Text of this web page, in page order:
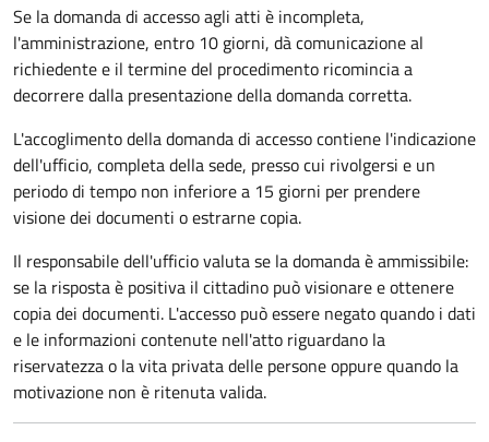
Se la domanda di accesso agli atti è incompleta,
l'amministrazione, entro 10 giorni, dà comunicazione al
richiedente e il termine del procedimento ricomincia a
decorrere dalla presentazione della domanda corretta.
L'accoglimento della domanda di accesso contiene l'indicazione
dell'ufficio, completa della sede, presso cui rivolgersi e un
periodo di tempo non inferiore a 15 giorni per prendere
visione dei documenti o estrarne copia.
Il responsabile dell'ufficio valuta se la domanda è ammissibile:
se la risposta è positiva il cittadino può visionare e ottenere
copia dei documenti. L'accesso può essere negato quando i dati
e le informazioni contenute nell'atto riguardano la
riservatezza o la vita privata delle persone oppure quando la
motivazione non è ritenuta valida.